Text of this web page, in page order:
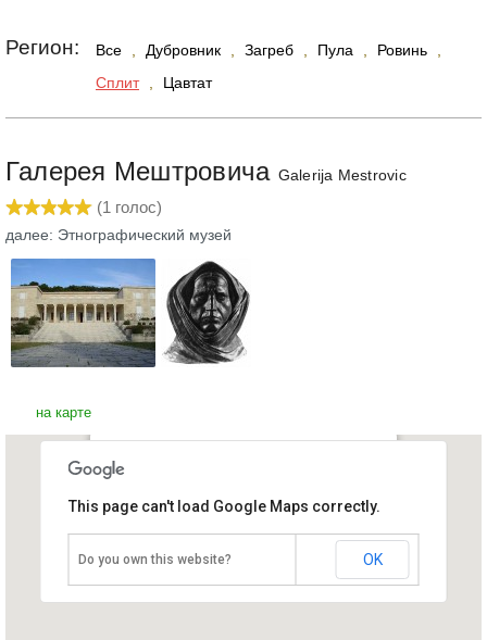
Регион: Все Дубровник Загреб Пула Ровинь
Сплит
Цавтат
Галерея Мештровича Galerija Mestrovic
(1 голос)
далее: Этнографический музей
на карте
Хорватия, Сплит
This page can't load Google Maps correctly.
Do you own this website? OK